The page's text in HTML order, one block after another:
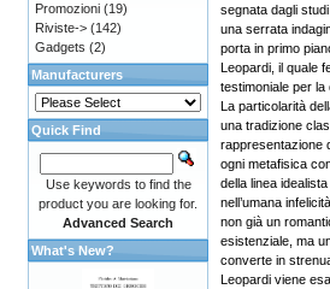
segnata dagli
una serrata
porta in primo
Leopardi, il quale
testimoniale per
La particolarità
una tradizione
rappresentazione
ogni metafisica
della linea
nell’umana
non già un
esistenziale, ma
converte in
Leopardi viene
Promozioni (19)
Riviste-> (142)
Gadgets (2)
Manufacturers
Quick Find
Use keywords to find the
product you are looking for.
Advanced Search
What's New?